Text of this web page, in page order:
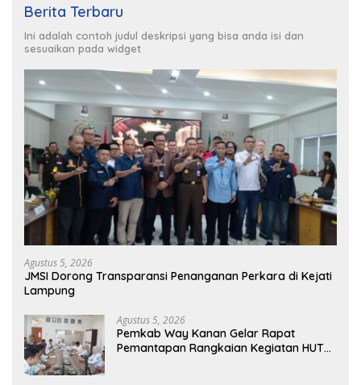
Berita Terbaru
Ini adalah contoh judul deskripsi yang bisa anda isi dan
sesuaikan pada widget
Agustus 5, 2026
JMSI Dorong Transparansi Penanganan Perkara di Kejati
Lampung
Agustus 5, 2026
Pemkab Way Kanan Gelar Rapat
Pemantapan Rangkaian Kegiatan HUT